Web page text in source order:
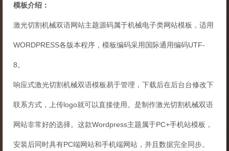
模板介绍：
激光切割机械双语网站主题源码属于机械电子类网站模板，适用
WORDPRESS各版本程序，模板编码采用国际通用编码UTF-
8。
响应式激光切割机械双语模板易于管理，下载后在后台台修改下
联系方式，上传logo就可以直接使用。是制作激光切割机械双语
网站非常好的选择。这款Wordpress主题属于PC+手机站模板，
安装后同时具有PC端网站和手机端网站，并且数据完全同步。